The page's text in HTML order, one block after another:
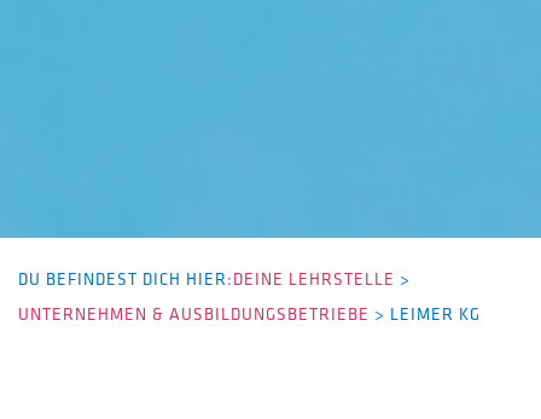
DU BEFINDEST DICH HIER:DEINE LEHRSTELLE >
UNTERNEHMEN & AUSBILDUNGSBETRIEBE > LEIMER KG